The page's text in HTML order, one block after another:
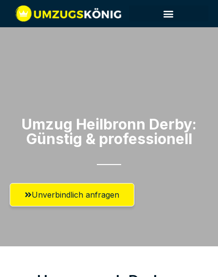
Umzug Heilbronn​ Derby:
Günstig & professionell​
Unverbindlich anfragen